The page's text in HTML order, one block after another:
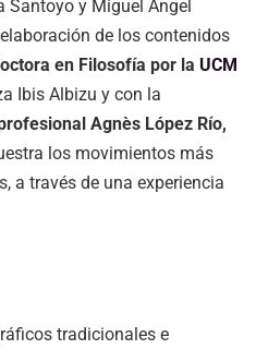
Santoyo y Miguel Ángel
de los contenidos
en Filosofía por la UCM
Ibis Albizu y con la
Agnès López Río,
los movimientos más
a través de una experiencia
tradicionales e